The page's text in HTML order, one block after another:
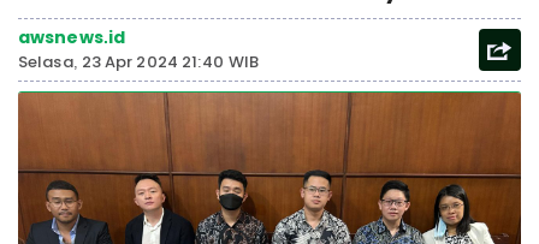
awsnews.id
Selasa, 23 Apr 2024 21:40 WIB